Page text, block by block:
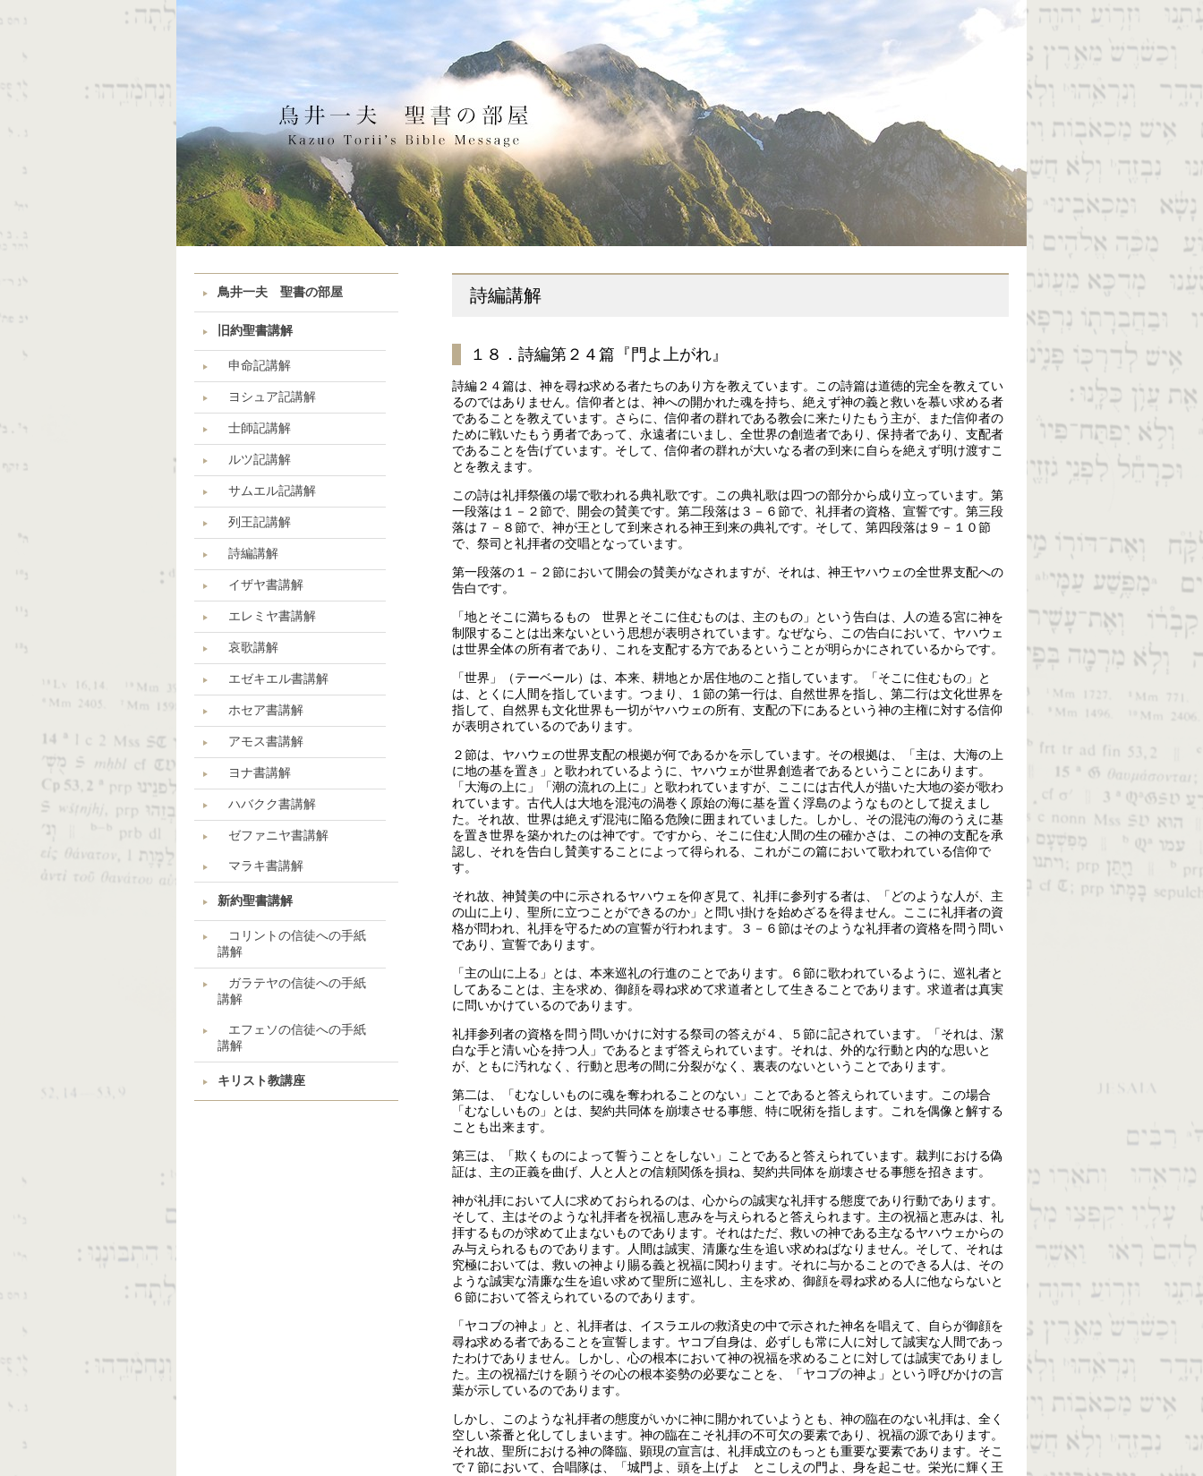
鳥井一夫 聖書の部屋
旧約聖書講解
申命記講解
ヨシュア記講解
士師記講解
ルツ記講解
サムエル記講解
列王記講解
詩編講解
イザヤ書講解
エレミヤ書講解
哀歌講解
エゼキエル書講解
ホセア書講解
アモス書講解
ヨナ書講解
ハバクク書講解
ゼファニヤ書講解
マラキ書講解
新約聖書講解
コリントの信徒への手紙
講解
ガラテヤの信徒への手紙
講解
エフェソの信徒への手紙
講解
キリスト教講座
詩編講解
１８．詩編第２４篇『門よ上がれ』
詩編２４篇は、神を尋ね求める者たちのあり方を教えています。この詩篇は道徳的完全を教えてい
るのではありません。信仰者とは、神への開かれた魂を持ち、絶えず神の義と救いを慕い求める者
であることを教えています。さらに、信仰者の群れである教会に来たりたもう主が、また信仰者の
ために戦いたもう勇者であって、永遠者にいまし、全世界の創造者であり、保持者であり、支配者
であることを告げています。そして、信仰者の群れが大いなる者の到来に自らを絶えず明け渡すこ
とを教えます。
この詩は礼拝祭儀の場で歌われる典礼歌です。この典礼歌は四つの部分から成り立っています。第
一段落は１－２節で、開会の賛美です。第二段落は３－６節で、礼拝者の資格、宣誓です。第三段
落は７－８節で、神が王として到来される神王到来の典礼です。そして、第四段落は９－１０節
で、祭司と礼拝者の交唱となっています。
第一段落の１－２節において開会の賛美がなされますが、それは、神王ヤハウェの全世界支配への
告白です。
「地とそこに満ちるもの 世界とそこに住むものは、主のもの」という告白は、人の造る宮に神を
制限することは出来ないという思想が表明されています。なぜなら、この告白において、ヤハウェ
は世界全体の所有者であり、これを支配する方であるということが明らかにされているからです。
「世界」（テーベール）は、本来、耕地とか居住地のこと指しています。「そこに住むもの」と
は、とくに人間を指しています。つまり、１節の第一行は、自然世界を指し、第二行は文化世界を
指して、自然界も文化世界も一切がヤハウェの所有、支配の下にあるという神の主権に対する信仰
が表明されているのであります。
２節は、ヤハウェの世界支配の根拠が何であるかを示しています。その根拠は、「主は、大海の上
に地の基を置き」と歌われているように、ヤハウェが世界創造者であるということにあります。
「大海の上に」「潮の流れの上に」と歌われていますが、ここには古代人が描いた大地の姿が歌わ
れています。古代人は大地を混沌の渦巻く原始の海に基を置く浮島のようなものとして捉えまし
た。それ故、世界は絶えず混沌に陥る危険に囲まれていました。しかし、その混沌の海のうえに基
を置き世界を築かれたのは神です。ですから、そこに住む人間の生の確かさは、この神の支配を承
認し、それを告白し賛美することによって得られる、これがこの篇において歌われている信仰で
す。
それ故、神賛美の中に示されるヤハウェを仰ぎ見て、礼拝に参列する者は、「どのような人が、主
の山に上り、聖所に立つことができるのか」と問い掛けを始めざるを得ません。ここに礼拝者の資
格が問われ、礼拝を守るための宣誓が行われます。３－６節はそのような礼拝者の資格を問う問い
であり、宣誓であります。
「主の山に上る」とは、本来巡礼の行進のことであります。６節に歌われているように、巡礼者と
してあることは、主を求め、御顔を尋ね求めて求道者として生きることであります。求道者は真実
に問いかけているのであります。
礼拝参列者の資格を問う問いかけに対する祭司の答えが４、５節に記されています。「それは、潔
白な手と清い心を持つ人」であるとまず答えられています。それは、外的な行動と内的な思いと
が、ともに汚れなく、行動と思考の間に分裂がなく、裏表のないということであります。
第二は、「むなしいものに魂を奪われることのない」ことであると答えられています。この場合
「むなしいもの」とは、契約共同体を崩壊させる事態、特に呪術を指します。これを偶像と解する
ことも出来ます。
第三は、「欺くものによって誓うことをしない」ことであると答えられています。裁判における偽
証は、主の正義を曲げ、人と人との信頼関係を損ね、契約共同体を崩壊させる事態を招きます。
神が礼拝において人に求めておられるのは、心からの誠実な礼拝する態度であり行動であります。
そして、主はそのような礼拝者を祝福し恵みを与えられると答えられます。主の祝福と恵みは、礼
拝するものが求めて止まないものであります。それはただ、救いの神である主なるヤハウェからの
み与えられるものであります。人間は誠実、清廉な生を追い求めねばなりません。そして、それは
究極においては、救いの神より賜る義と祝福に関わります。それに与かることのできる人は、その
ような誠実な清廉な生を追い求めて聖所に巡礼し、主を求め、御顔を尋ね求める人に他ならないと
６節において答えられているのであります。
「ヤコブの神よ」と、礼拝者は、イスラエルの救済史の中で示された神名を唱えて、自らが御顔を
尋ね求める者であることを宣誓します。ヤコブ自身は、必ずしも常に人に対して誠実な人間であっ
たわけでありません。しかし、心の根本において神の祝福を求めることに対しては誠実でありまし
た。主の祝福だけを願うその心の根本姿勢の必要なことを、「ヤコブの神よ」という呼びかけの言
葉が示しているのであります。
しかし、このような礼拝者の態度がいかに神に開かれていようとも、神の臨在のない礼拝は、全く
空しい茶番と化してしまいます。神の臨在こそ礼拝の不可欠の要素であり、祝福の源であります。
それ故、聖所における神の降臨、顕現の宣言は、礼拝成立のもっとも重要な要素であります。そこ
で７節において、合唱隊は、「城門よ、頭を上げよ とこしえの門よ、身を起こせ。栄光に輝く王